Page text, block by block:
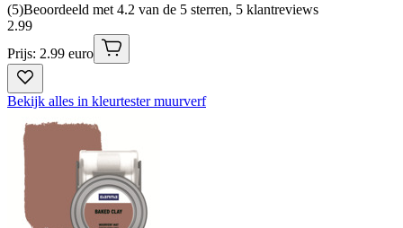
(5)Beoordeeld met 4.2 van de 5 sterren, 5 klantreviews
2.99
Prijs: 2.99 euro
Bekijk alles in kleurtester muurverf